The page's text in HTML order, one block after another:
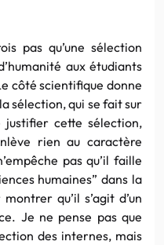
pas qu’une sélection
aux étudiants
côté scientifique donne
sélection, qui se fait sur
cette sélection,
rien au caractère
pas qu’il faille
humaines” dans la
qu’il s’agit d’un
Je ne pense pas que
des internes, mais